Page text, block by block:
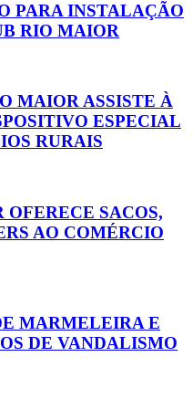
PARA INSTALAÇÃO
RIO MAIOR
MAIOR ASSISTE À
ESPECIAL
RURAIS
SACOS,
AO COMÉRCIO
MARMELEIRA E
DE VANDALISMO